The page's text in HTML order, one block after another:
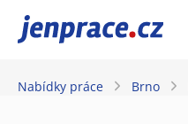
JenPráce.cz
Nabídky práce Brno